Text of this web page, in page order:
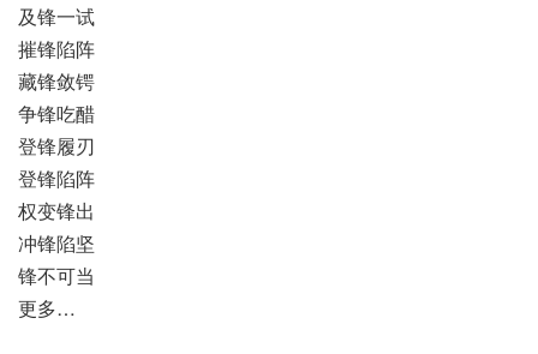
及锋一试
摧锋陷阵
藏锋敛锷
争锋吃醋
登锋履刃
登锋陷阵
权变锋出
冲锋陷坚
锋不可当
更多…